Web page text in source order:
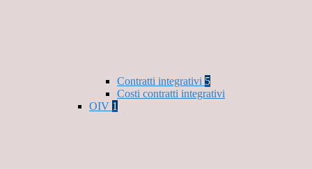
Contratti integrativi 5
Costi contratti integrativi
OIV 1